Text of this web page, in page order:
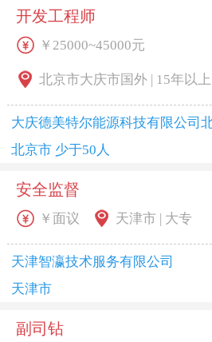
开发工程师
￥25000~45000元
北京市大庆市国外 | 15年以
大庆德美特尔能源科技有限公司
北京市 少于50人
安全监督
￥面议 天津市 | 大专
天津智瀛技术服务有限公司
天津市
副司钻